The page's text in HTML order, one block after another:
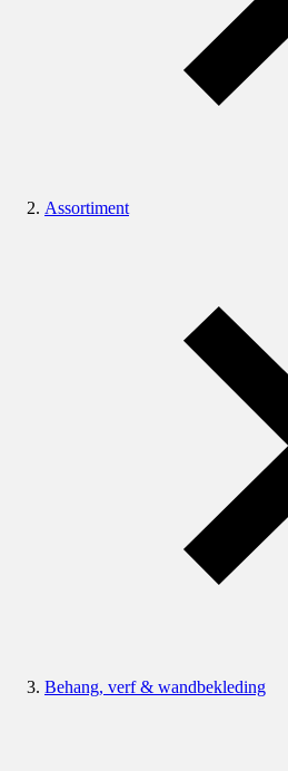
Assortiment
Behang, verf & wandbekleding